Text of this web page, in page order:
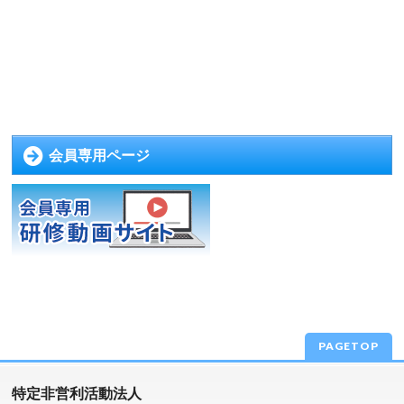
会員専用ページ
PAGETOP
特定非営利活動法人